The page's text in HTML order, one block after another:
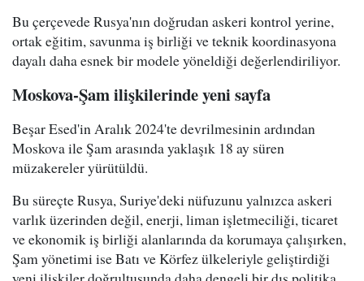
Bu çerçevede Rusya'nın doğrudan askeri kontrol yerine,
ortak eğitim, savunma iş birliği ve teknik koordinasyona
dayalı daha esnek bir modele yöneldiği değerlendiriliyor.
Moskova-Şam ilişkilerinde yeni sayfa
Beşar Esed'in Aralık 2024'te devrilmesinin ardından
Moskova ile Şam arasında yaklaşık 18 ay süren
müzakereler yürütüldü.
Bu süreçte Rusya, Suriye'deki nüfuzunu yalnızca askeri
varlık üzerinden değil, enerji, liman işletmeciliği, ticaret
ve ekonomik iş birliği alanlarında da korumaya çalışırken,
Şam yönetimi ise Batı ve Körfez ülkeleriyle geliştirdiği